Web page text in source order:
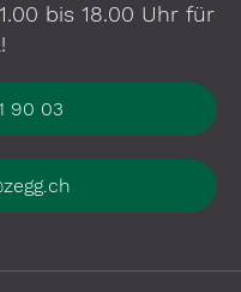
bis 18.00 Uhr für
90 03